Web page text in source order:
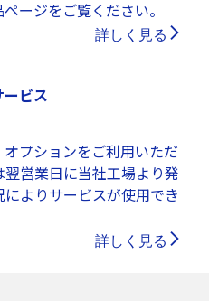
ージをご覧ください。
詳しく見る
ビス
オプションをご利用いただ
営業日に当社工場より発
よりサービスが使用でき
詳しく見る